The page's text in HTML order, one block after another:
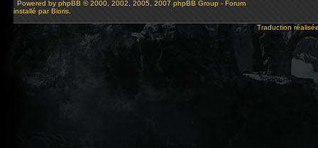
Powered by phpBB © 2000, 2002, 2005, 2007 phpBB Group - Forum
installé par Bioris.
Traduction